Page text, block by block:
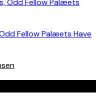
Fellow Palæets Have